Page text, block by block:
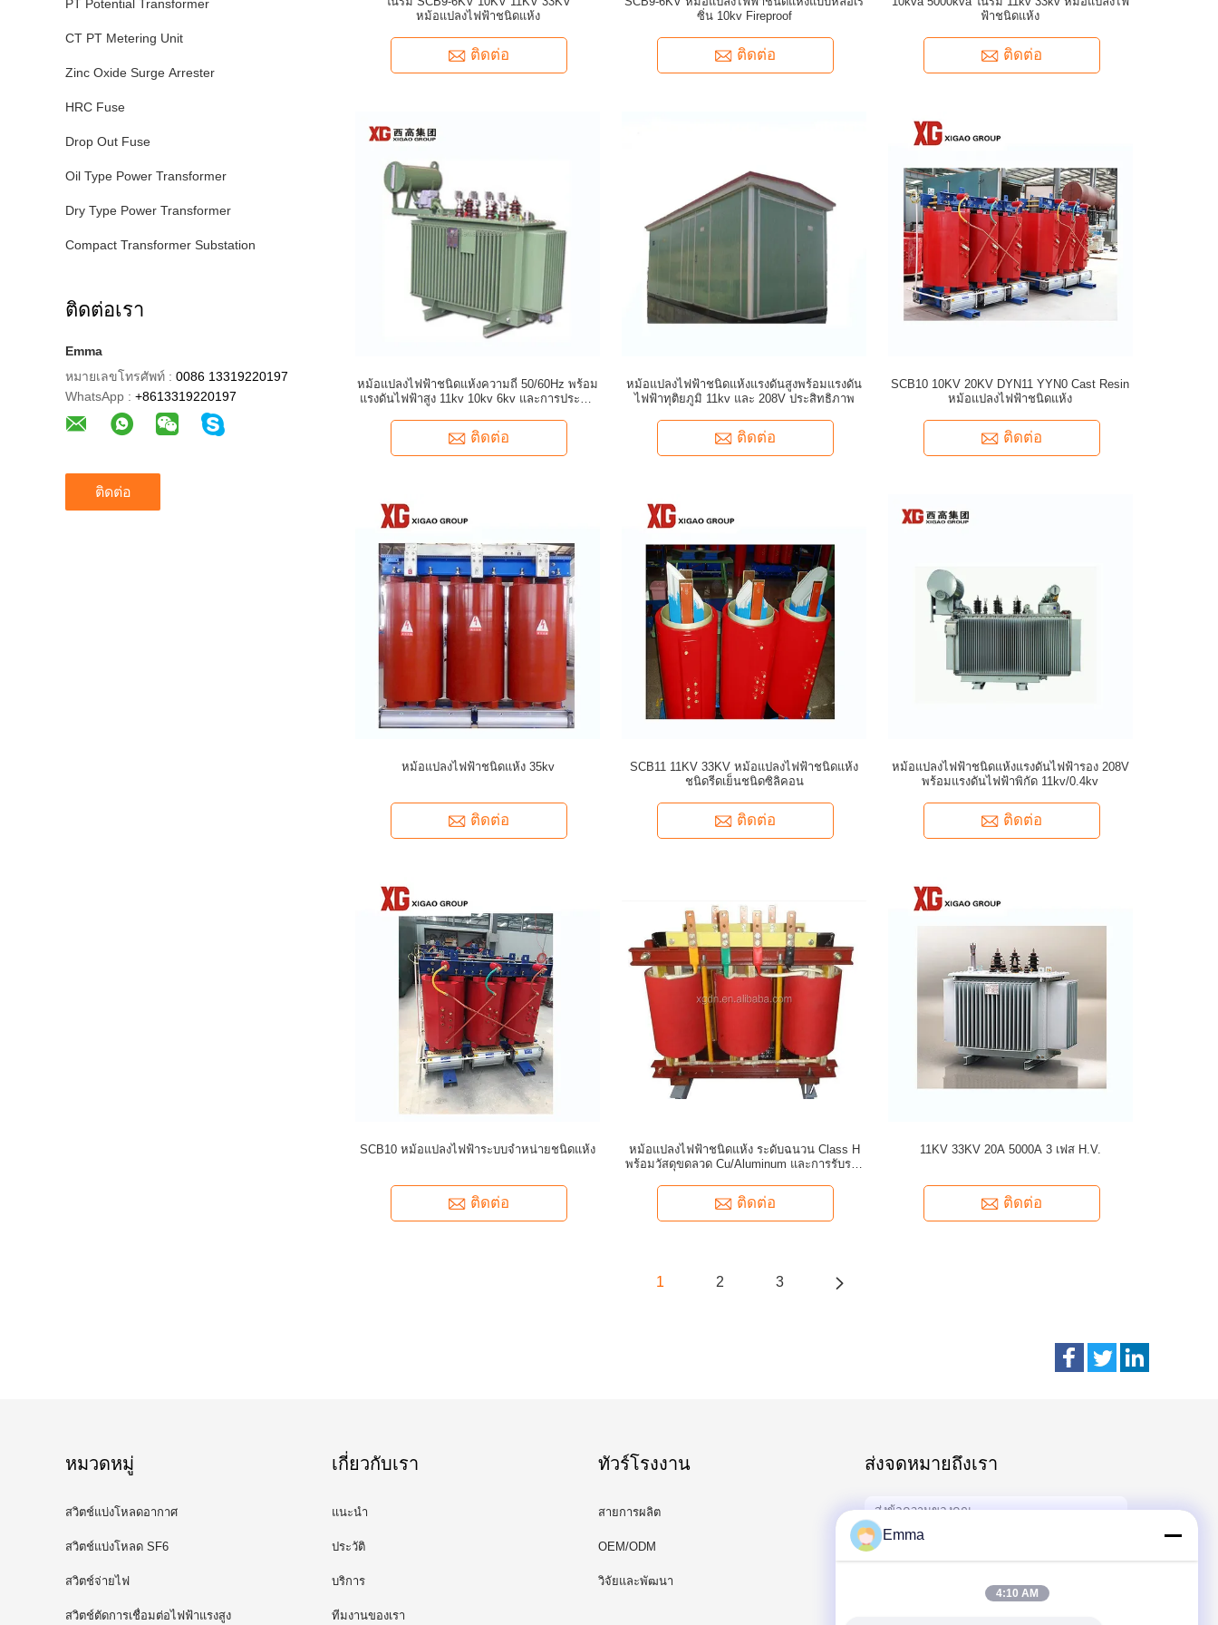
PT Potential Transformer
CT PT Metering Unit
Zinc Oxide Surge Arrester
HRC Fuse
Drop Out Fuse
Oil Type Power Transformer
Dry Type Power Transformer
Compact Transformer Substation
ติดต่อเรา
Emma
หมายเลขโทรศัพท์ : 0086 13319220197
WhatsApp : +8613319220197
ติดต่อ
หม้อแปลงไฟฟ้าชนิดแห้ง
ติดต่อ
ซิ่น 10kv Fireproof
ติดต่อ
ฟ้าชนิดแห้ง
ติดต่อ
หม้อแปลงไฟฟ้าชนิดแห้งความถี่ 50/60Hz พร้อม
แรงดันไฟฟ้าสูง 11kv 10kv 6kv และการประกัน
ติดต่อ
หม้อแปลงไฟฟ้าชนิดแห้งแรงดันสูงพร้อมแรงดัน
ไฟฟ้าทุติยภูมิ 11kv และ 208V ประสิทธิภาพ
ติดต่อ
SCB10 10KV 20KV DYN11 YYN0 Cast Resin
หม้อแปลงไฟฟ้าชนิดแห้ง
ติดต่อ
หม้อแปลงไฟฟ้าชนิดแห้ง 35kv
ติดต่อ
SCB11 11KV 33KV หม้อแปลงไฟฟ้าชนิดแห้ง
ชนิดรีดเย็นชนิดซิลิคอน
ติดต่อ
หม้อแปลงไฟฟ้าชนิดแห้งแรงดันไฟฟ้ารอง 208V
พร้อมแรงดันไฟฟ้าพิกัด 11kv/0.4kv
ติดต่อ
SCB10 หม้อแปลงไฟฟ้าระบบจำหน่ายชนิดแห้ง
ติดต่อ
หม้อแปลงไฟฟ้าชนิดแห้ง ระดับฉนวน Class H
พร้อมวัสดุขดลวด Cu/Aluminum และการรับรอง
ติดต่อ
11KV 33KV 20A 5000A 3 เฟส H.V.
ติดต่อ
1 2 3
หมวดหมู่
สวิตช์แบ่งโหลดอากาศ
สวิตช์แบ่งโหลด SF6
สวิตช์จ่ายไฟ
สวิตช์ตัดการเชื่อมต่อไฟฟ้าแรงสูง
เกี่ยวกับเรา
แนะนำ
ประวัติ
บริการ
ทีมงานของเรา
ทัวร์โรงงาน
สายการผลิต
OEM/ODM
วิจัยและพัฒนา
ส่งจดหมายถึงเรา
Emma
4:10 AM